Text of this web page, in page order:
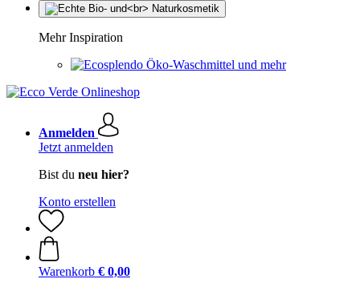
Mehr Inspiration
Öko-Waschmittel und mehr
Anmelden
Jetzt anmelden
Bist du neu hier?
Konto erstellen
Warenkorb € 0,00